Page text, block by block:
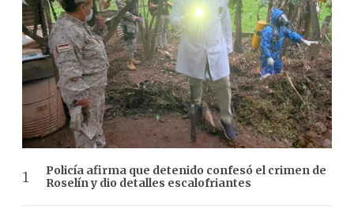
Policía afirma que detenido confesó el crimen de
Roselín y dio detalles escalofriantes